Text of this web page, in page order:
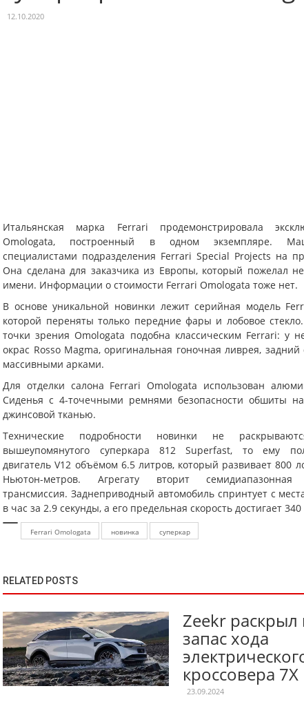
12.10.2020
Итальянская марка Ferrari продемонстрировала
Omologata, построенный в одном экземпляре.
специалистами подразделения Ferrari Special Projects на
Она сделана для заказчика из Европы, который пожелал
имени. Информации о стоимости Ferrari Omologata тоже нет.
В основе уникальной новинки лежит серийная модель
которой переняты только передние фары и лобовое
точки зрения Omologata подобна классическим Ferrari: у
окрас Rosso Magma, оригинальная гоночная ливрея,
массивными арками.
Для отделки салона Ferrari Omologata использован
Сиденья с 4-точечными ремнями безопасности обшиты
джинсовой тканью.
Технические подробности новинки не
вышеупомянутого суперкара 812 Superfast, то ему
двигатель V12 объёмом 6.5 литров, который развивает 800
Ньютон-метров. Агрегату вторит семидиапазонная
трансмиссия. Заднеприводный автомобиль спринтует с
в час за 2.9 секунды, а его предельная скорость достигает
Ferrari Omologata новинка суперкар
RELATED POSTS
Zeekr
запас хода
кроссовера 7X
23.09.2024